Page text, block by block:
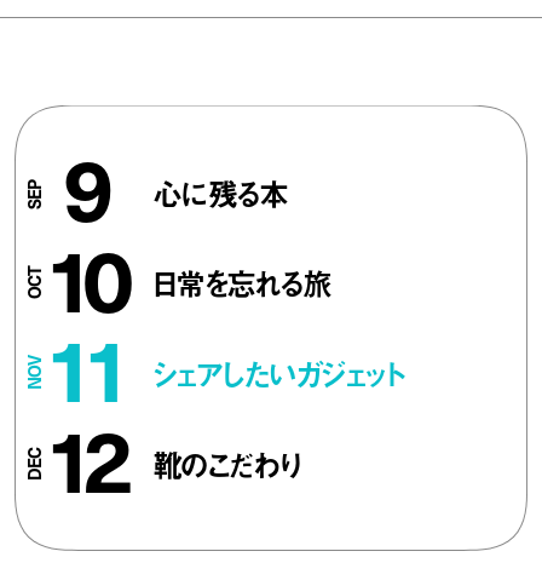
9 心に残る本
10 日常を忘れる旅
11 シェアしたいガジェット
12 靴のこだわり